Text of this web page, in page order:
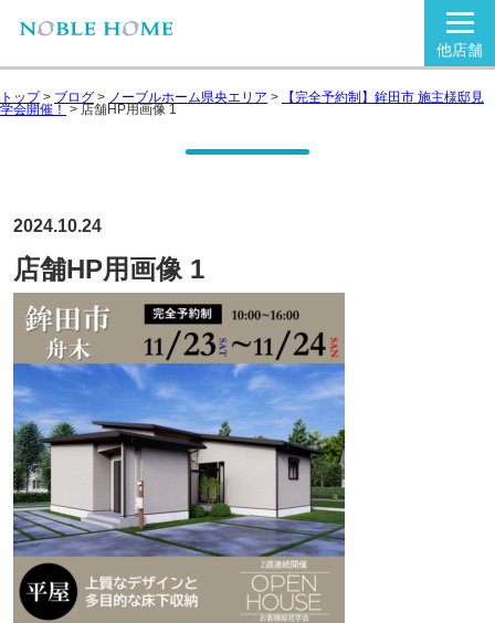
他店舗
トップ> ブログ > ノーブルホーム県央エリア > 【完全予約制】鉾田市 施主様邸見
学会開催！ > 店舗HP用画像 1
2024.10.24
店舗HP用画像 1